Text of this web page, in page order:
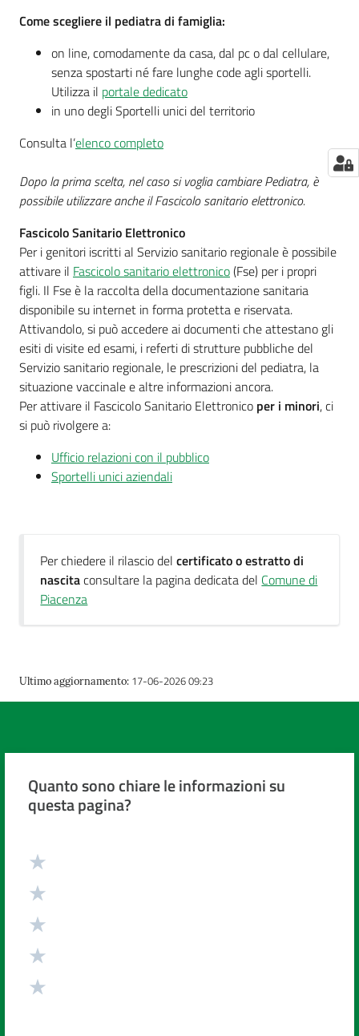
Come scegliere il pediatra di famiglia:
on line, comodamente da casa, dal pc o dal cellulare,
senza spostarti né fare lunghe code agli sportelli.
Utilizza il portale dedicato
in uno degli Sportelli unici del territorio
Consulta l’elenco completo
Dopo la prima scelta, nel caso si voglia cambiare Pediatra, è
possibile utilizzare anche il Fascicolo sanitario elettronico.
Fascicolo Sanitario Elettronico
Per i genitori iscritti al Servizio sanitario regionale è possibile
attivare il Fascicolo sanitario elettronico(Fse) per i propri
figli. Il Fse è la raccolta della documentazione sanitaria
disponibile su internet in forma protetta e riservata.
Attivandolo, si può accedere ai documenti che attestano gli
esiti di visite ed esami, i referti di strutture pubbliche del
Servizio sanitario regionale, le prescrizioni del pediatra, la
situazione vaccinale e altre informazioni ancora.
Per attivare il Fascicolo Sanitario Elettronico per i minori, ci
si può rivolgere a:
Ufficio relazioni con il pubblico
Sportelli unici aziendali
Per chiedere il rilascio delcertificato o estratto di
nascitaconsultare la pagina dedicata del Comune di
Piacenza
Ultimo aggiornamento: 17-06-2026 09:23
Quanto sono chiare le informazioni su
questa pagina?